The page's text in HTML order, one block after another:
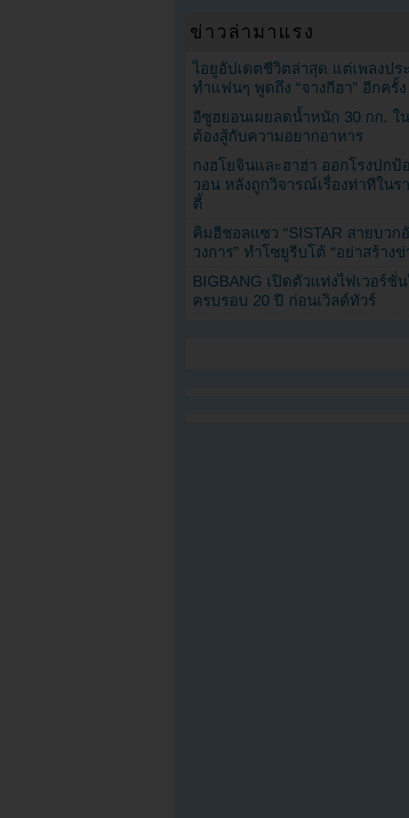
ข่าวล่ามาแรง
ไอยูอัปเดตชีวิตล่าสุด แต่เพลงป
ทำแฟนๆ พูดถึง “จางกีฮา” อีกครั้ง
อีซูฮยอนเผยลดน้ำหนัก 30 กก. ใ
ต้องสู้กับความอยากอาหาร
กงฮโยจินและฮาฮ่า ออกโรงปกป้
วอน หลังถูกวิจารณ์เรื่องท่าทีในร
ตี้
คิมฮีชอลแซว “SISTAR สายบวก
วงการ” ทำโซยูรีบโต้ “อย่าสร้างข่
BIGBANG เปิดตัวแท่งไฟเวอร์ชั่
ครบรอบ 20 ปี ก่อนเวิลด์ทัวร์